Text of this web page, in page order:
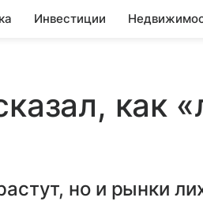
Инвестиции
как
но и рынки